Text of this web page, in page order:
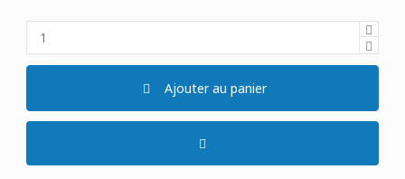
Ajouter au panier